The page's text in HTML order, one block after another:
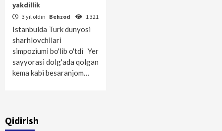
yakdillik
3 yil oldin Behzod 1 321
Istanbulda Turk dunyosi
sharhlovchilari
simpoziumi bo'lib o'tdi Yer
sayyorasi dolg'ada qolgan
kema kabi besaranjom…
Qidirish